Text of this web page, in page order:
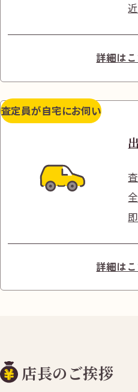
詳細は
査定員が自宅にお伺い
詳細は
店長のご挨拶